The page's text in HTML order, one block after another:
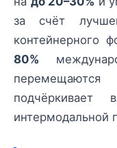
за счёт
контейнерного
80%
подчёркивает
интермодальной